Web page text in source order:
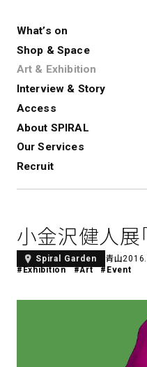
What’s on
Shop & Space
Art & Exhibition
Interview & Story
Access
About SPIRAL
Our Services
Recruit
Spiral
Spiral Market6
Exhibition
展覧会やイベント
Art Projects
アートプロジェクト・イベント
SPIRALのご紹介
レンタルスペース
コンサルティング
新卒採用
アルバイト・その他
小金沢健人展
Spiral Garden 青山
#Exhibition
#Art #Event